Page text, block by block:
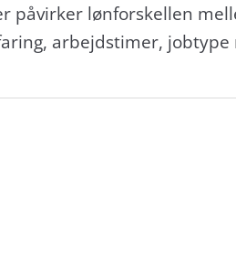
påvirker lønforskellen
arbejdstimer, jobtype